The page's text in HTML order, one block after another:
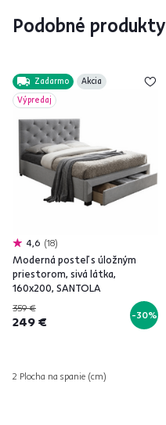
Podobné produkty
Zadarmo
Akcia
Výpredaj
4,6 18
Moderná posteľ s úložným
priestorom, sivá látka,
160x200, SANTOLA
359 €
249 € -30%
2 Plocha na spanie (cm)